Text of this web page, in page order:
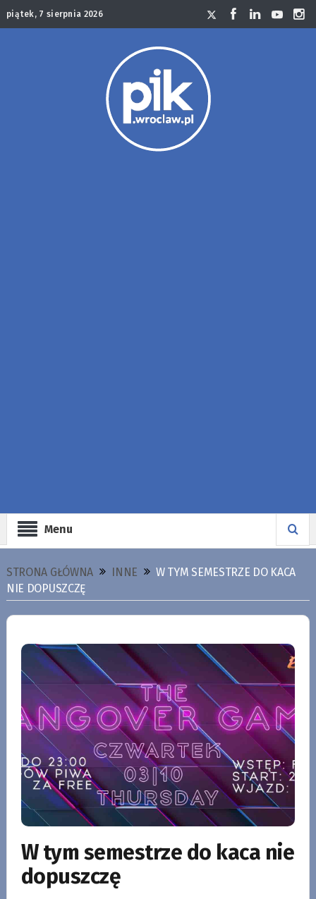
piątek, 7 sierpnia 2026
Menu
STRONA GŁÓWNA INNE
W TYM SEMESTRZE DO KACA
NIE DOPUSZCZĘ
W tym semestrze do kaca nie
dopuszczę